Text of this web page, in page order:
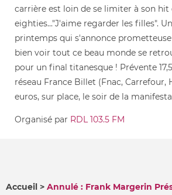
carrière est loin de se limiter à son hit
eighties..."J'aime regarder les filles".
printemps qui s'annonce
bien voir tout ce beau monde se
pour un final titanesque ! Prévente
réseau France Billet (Fnac, Carrefour,
euros, sur place, le soir de la
Organisé par RDL 103.5 FM
Accueil
Annulé : Frank Margerin